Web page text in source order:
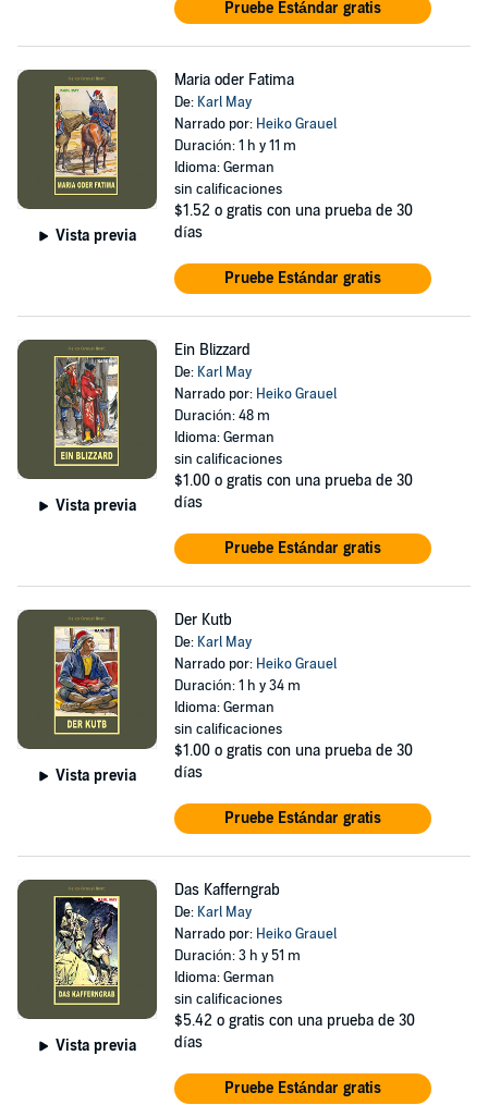
Pruebe Estándar gratis
Vista previa
Maria oder Fatima
De: Karl May
Narrado por: Heiko Grauel
Duración: 1 h y 11 m
Idioma: German
sin calificaciones
$1.52 o gratis con una prueba de 30
días
Pruebe Estándar gratis
Vista previa
Ein Blizzard
De: Karl May
Narrado por: Heiko Grauel
Duración: 48 m
Idioma: German
sin calificaciones
$1.00 o gratis con una prueba de 30
días
Pruebe Estándar gratis
Vista previa
Der Kutb
De: Karl May
Narrado por: Heiko Grauel
Duración: 1 h y 34 m
Idioma: German
sin calificaciones
$1.00 o gratis con una prueba de 30
días
Pruebe Estándar gratis
Vista previa
Das Kafferngrab
De: Karl May
Narrado por: Heiko Grauel
Duración: 3 h y 51 m
Idioma: German
sin calificaciones
$5.42 o gratis con una prueba de 30
días
Pruebe Estándar gratis